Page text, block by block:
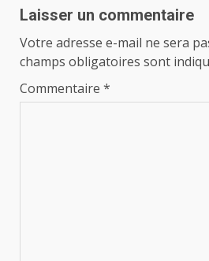
Laisser un commentaire
Votre adresse e-mail ne sera
champs obligatoires sont
Commentaire *